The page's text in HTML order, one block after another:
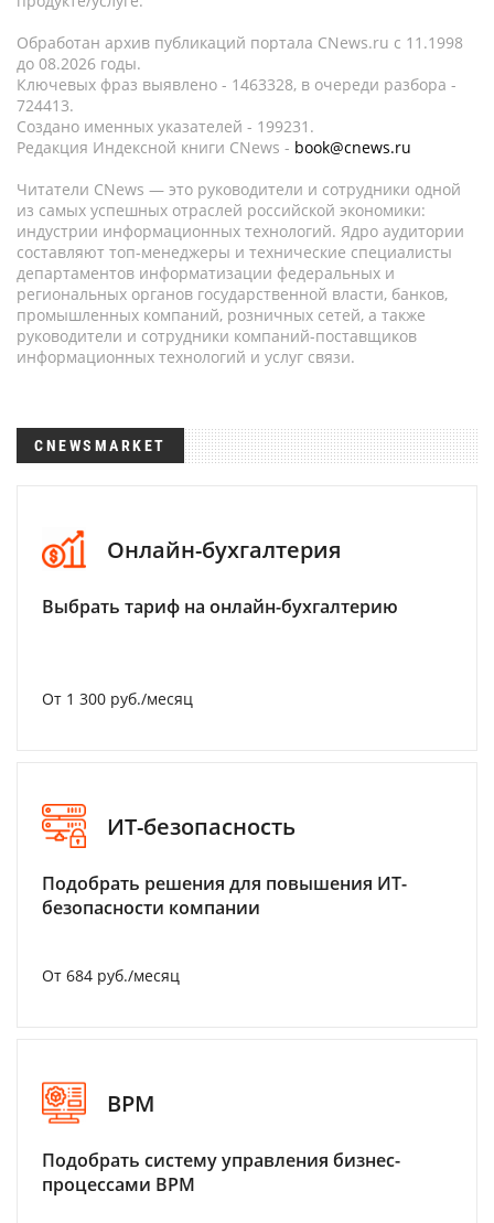
Обработан архив публикаций портала CNews.ru c 11.1998
до 08.2026 годы.
Ключевых фраз выявлено - 1463328, в очереди разбора -
724413.
Создано именных указателей - 199231.
Редакция Индексной книги CNews - book@cnews.ru
Читатели CNews — это руководители и сотрудники одной
из самых успешных отраслей российской экономики:
индустрии информационных технологий. Ядро аудитории
составляют топ-менеджеры и технические специалисты
департаментов информатизации федеральных и
региональных органов государственной власти, банков,
промышленных компаний, розничных сетей, а также
руководители и сотрудники компаний-поставщиков
информационных технологий и услуг связи.
CNEWSMARKET
Онлайн-бухгалтерия
Выбрать тариф на онлайн-бухгалтерию
От 1 300 руб./месяц
ИТ-безопасность
Подобрать решения для повышения ИТ-
безопасности компании
От 684 руб./месяц
BPM
Подобрать систему управления бизнес-
процессами BPM